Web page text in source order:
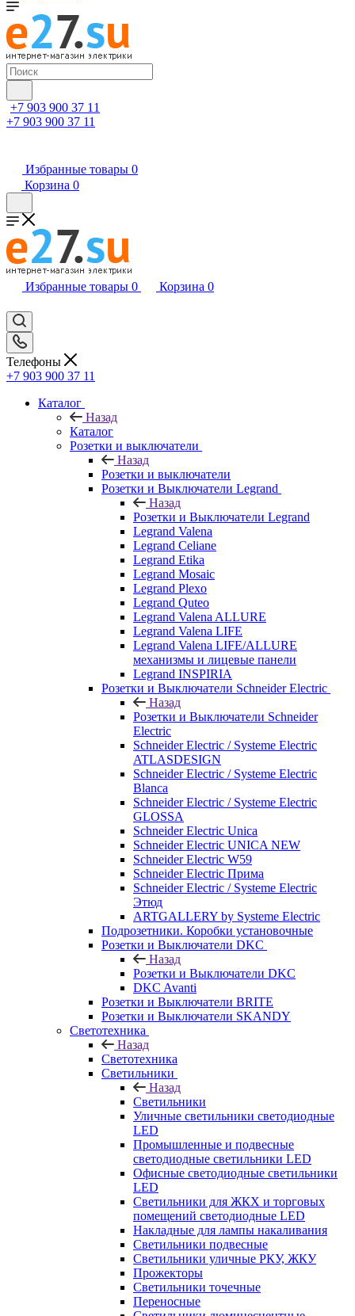
+7 903 900 37 11
+7 903 900 37 11
Избранные товары 0
Корзина 0
Избранные товары 0 Корзина 0
Телефоны
+7 903 900 37 11
Каталог
Назад
Каталог
Розетки и выключатели
Назад
Розетки и выключатели
Розетки и Выключатели Legrand
Назад
Розетки и Выключатели Legrand
Legrand Valena
Legrand Celiane
Legrand Etika
Legrand Mosaic
Legrand Plexo
Legrand Quteo
Legrand Valena ALLURE
Legrand Valena LIFE
Legrand Valena LIFE/ALLURE
механизмы и лицевые панели
Legrand INSPIRIA
Розетки и Выключатели Schneider Electric
Назад
Розетки и Выключатели Schneider
Electric
Schneider Electric / Systeme Electric
ATLASDESIGN
Schneider Electric / Systeme Electric
Blanca
Schneider Electric / Systeme Electric
GLOSSA
Schneider Electric Unica
Schneider Electric UNICA NEW
Schneider Electric W59
Schneider Electric Прима
Schneider Electric / Systeme Electric
Этюд
ARTGALLERY by Systeme Electric
Подрозетники. Коробки установочные
Розетки и Выключатели DKC
Назад
Розетки и Выключатели DKC
DKC Avanti
Розетки и Выключатели BRITE
Розетки и Выключатели SKANDY
Светотехника
Назад
Светотехника
Светильники
Назад
Светильники
Уличные светильники светодиодные
LED
Промышленные и подвесные
светодиодные светильники LED
Офисные светодиодные светильники
LED
Светильники для ЖКХ и торговых
помещений светодиодные LED
Накладные для лампы накаливания
Светильники подвесные
Светильники уличные РКУ, ЖКУ
Прожекторы
Cветильники точечные
Переносные